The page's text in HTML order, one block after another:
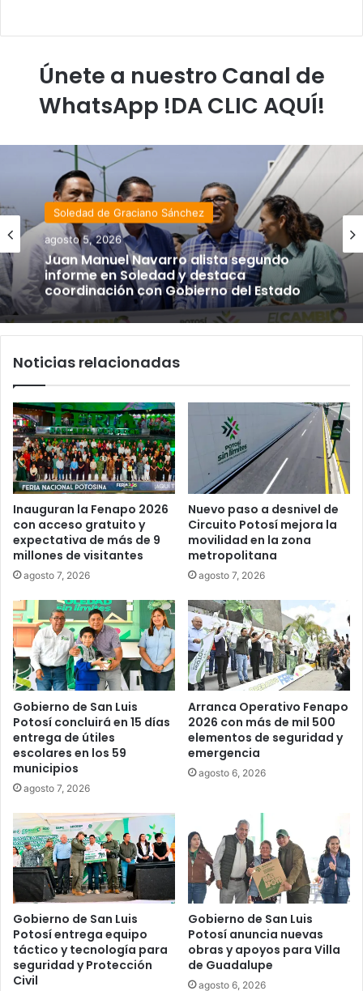
Únete a nuestro Canal de
WhatsApp !DA CLIC AQUÍ!
Soledad de Graciano Sánchez
agosto 5, 2026
Juan Manuel Navarro alista segundo
informe en Soledad y destaca
coordinación con Gobierno del Estado
Noticias relacionadas
Inauguran la Fenapo 2026
con acceso gratuito y
expectativa de más de 9
millones de visitantes
agosto 7, 2026
Nuevo paso a desnivel de
Circuito Potosí mejora la
movilidad en la zona
metropolitana
agosto 7, 2026
Gobierno de San Luis
Potosí concluirá en 15 días
entrega de útiles
escolares en los 59
municipios
agosto 7, 2026
Arranca Operativo Fenapo
2026 con más de mil 500
elementos de seguridad y
emergencia
agosto 6, 2026
Gobierno de San Luis
Potosí entrega equipo
táctico y tecnología para
seguridad y Protección
Civil
Gobierno de San Luis
Potosí anuncia nuevas
obras y apoyos para Villa
de Guadalupe
agosto 6, 2026